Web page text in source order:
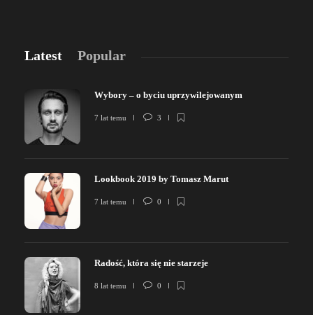
Latest Popular
Wybory – o byciu uprzywilejowanym
7 lat temu 3
Lookbook 2019 by Tomasz Marut
7 lat temu 0
Radość, która się nie starzeje
8 lat temu 0